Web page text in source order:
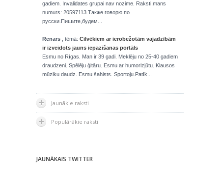
gadiem. Invalidates grupai nav nozime. Raksti,mans
numurs: 20597113.Также говорю по
русски.Пишите,будем...
Renars , tēmā: Cilvēkiem ar ierobežotām vajadzībām
ir izveidots jauns iepazīšanas portāls
Esmu no Rīgas. Man ir 39 gadi. Meklēju no 25-40 gadiem
draudzeni. Spēlēju ģitāru. Esmu ar humorizjūtu. Klausos
mūziku daudz. Esmu šahists. Sportoju.Patīk...
Jaunākie raksti
Populārākie raksti
JAUNĀKAIS TWITTER